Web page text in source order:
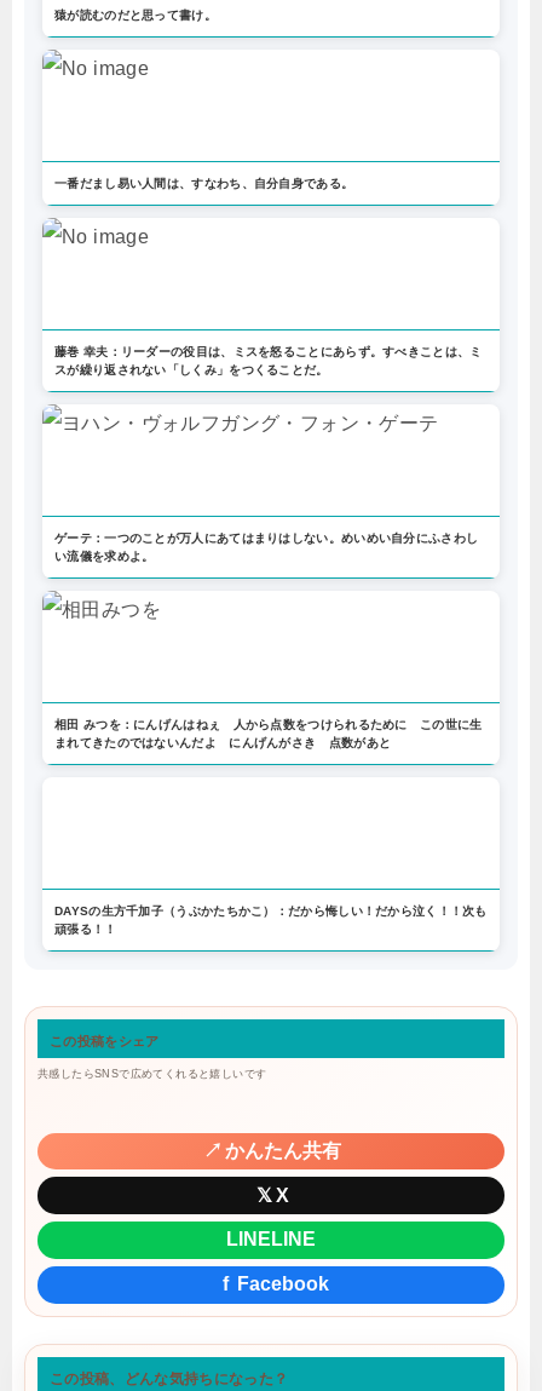
猿が読むのだと思って書け。
一番だまし易い人間は、すなわち、自分自身である。
藤巻 幸夫：リーダーの役目は、ミスを怒ることにあらず。すべきことは、ミ
スが繰り返されない「しくみ」をつくることだ。
ゲーテ：一つのことが万人にあてはまりはしない。めいめい自分にふさわし
い流儀を求めよ。
相田 みつを：にんげんはねぇ 人から点数をつけられるために この世に生
まれてきたのではないんだよ にんげんがさき 点数があと
DAYSの生方千加子（うぶかたちかこ）：だから悔しい！だから泣く！！次も
頑張る！！
この投稿をシェア
共感したらSNSで広めてくれると嬉しいです
↗ かんたん共有
𝕏 X
LINE LINE
f Facebook
この投稿、どんな気持ちになった？